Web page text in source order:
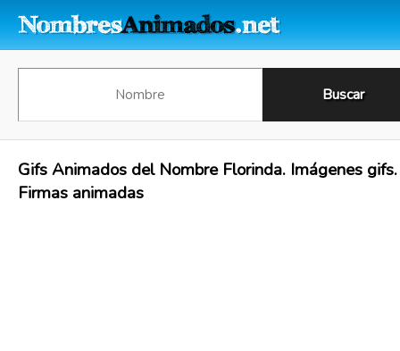
Gifs Animados del Nombre Florinda. Imágenes gifs.
Firmas animadas